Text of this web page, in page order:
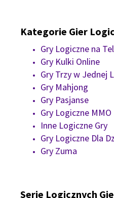
Kategorie Gier
Gry Logiczne na
Gry Kulki Online
Gry Trzy w Jednej
Gry Mahjong
Gry Pasjanse
Gry Logiczne MMO
Inne Logiczne Gry
Gry Logiczne Dla
Gry Zuma
Serie Logicznych